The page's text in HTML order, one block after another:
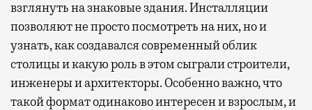
взглянуть на знаковые здания. Инсталляции
позволяют не просто посмотреть на них, но и
узнать, как создавался современный облик
столицы и какую роль в этом сыграли строители,
инженеры и архитекторы. Особенно важно, что
такой формат одинаково интересен и взрослым, и